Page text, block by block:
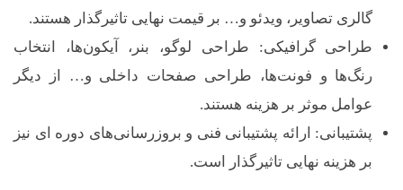
گالری تصاویر، ویدئو و… بر قیمت نهایی تاثیرگذار هستند.
طراحی گرافیکی: طراحی لوگو، بنر، آیکون‌ها، انتخاب
رنگ‌ها و فونت‌ها، طراحی صفحات داخلی و… از دیگر
عوامل موثر بر هزینه هستند.
پشتیبانی: ارائه پشتیبانی فنی و بروزرسانی‌های دوره ای نیز
بر هزینه نهایی تاثیرگذار است.